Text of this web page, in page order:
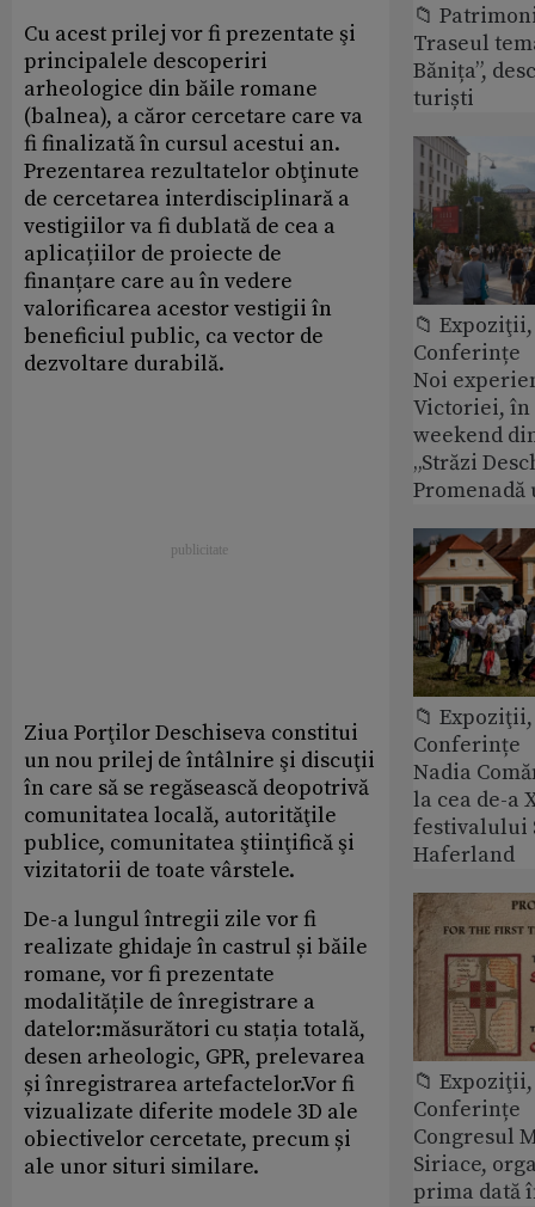
Cu acest prilej vor fi prezentate şi
principalele descoperiri
arheologice din băile romane
(balnea), a căror cercetare care va
fi finalizată în cursul acestui an.
Prezentarea rezultatelor obţinute
de cercetarea interdisciplinară a
vestigiilor va fi dublată de cea a
aplicațiilor de proiecte de
finanțare care au în vedere
valorificarea acestor vestigii în
beneficiul public, ca vector de
dezvoltare durabilă.
Ziua Porţilor Deschiseva constitui
un nou prilej de întâlnire şi discuţii
în care să se regăsească deopotrivă
comunitatea locală, autorităţile
publice, comunitatea ştiinţifică şi
vizitatorii de toate vârstele.
De-a lungul întregii zile vor fi
realizate ghidaje în castrul și băile
romane, vor fi prezentate
modalitățile de înregistrare a
datelor:măsurători cu stația totală,
desen arheologic, GPR, prelevarea
și înregistrarea artefactelor.Vor fi
vizualizate diferite modele 3D ale
obiectivelor cercetate, precum și
ale unor situri similare.
📁
Traseul
Bănița”,
turiști
📁
Conferințe
Noi
Victoriei,
weekend
„Străzi
Promenadă
📁
Conferințe
Nadia
la cea de-a
festivalului
Haferland
📁
Conferințe
Congresul
Siriace,
prima dată